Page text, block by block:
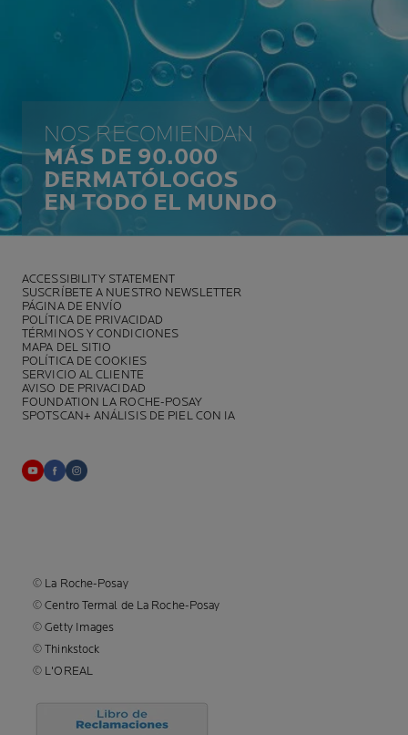
NOS RECOMIENDAN
MÁS DE 90.000
DERMATÓLOGOS
EN TODO EL MUNDO
ACCESSIBILITY STATEMENT
SUSCRÍBETE A NUESTRO NEWSLETTER
PÁGINA DE ENVÍO
POLÍTICA DE PRIVACIDAD
TÉRMINOS Y CONDICIONES
MAPA DEL SITIO
POLÍTICA DE COOKIES
SERVICIO AL CLIENTE
AVISO DE PRIVACIDAD
FOUNDATION LA ROCHE-POSAY
SPOTSCAN+ ANÁLISIS DE PIEL CON IA
© La Roche-Posay
© Centro Termal de La Roche-Posay
© Getty Images
© Thinkstock
© L'OREAL